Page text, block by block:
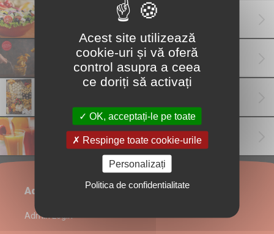
Garnituri(3)
Băuturi(8)
Administrare restaurant
Admin Login
Acest site utilizează
cookie-uri și vă oferă
control asupra a ceea
ce doriți să activați
OK, acceptați-le pe toate
Respinge toate cookie-urile
Personalizați
Politica de confidentialitate